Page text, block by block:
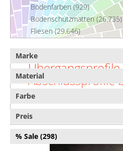
Bodenfarben (929)
Bodenschutzmatten (26.735)
Fliesen (29.646)
Laminat (3.318)
Parkett (4.628)
PVC-Boden (24.139)
Sockelleisten (20.887)
Teppichboden (223.690)
Teppichkleber (1.540)
Trittschalldämmung (3.510)
Marke
Material
Farbe
Preis
% Sale (298)
Übergangsprofile
Abschlussprofile
Garten
Willkommen in der
Übergangsprofile &
Garten. Auf dieser Seite
umfassende Übersicht